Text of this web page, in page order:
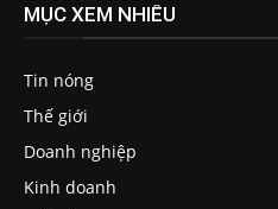
MỤC XEM NHIỀU
Tin nóng
Thế giới
Doanh nghiệp
Kinh doanh